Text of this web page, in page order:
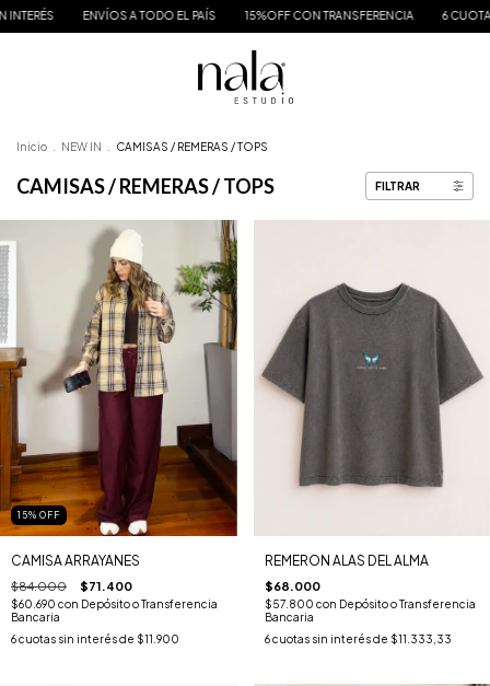
EL PAÍS 15%OFF CON TRANSFERENCIA 6 CUOTAS SIN INTERÉS ENVÍOS
Inicio NEW IN CAMISAS / REMERAS / TOPS
CAMISAS / REMERAS / TOPS FILTRAR
15% OFF
CAMISA ARRAYANES
$84.000 $71.400
$60.690 con Depósito o Transferencia
Bancaria
6cuotas sin interés de $11.900
REMERON ALAS DEL ALMA
$68.000
$57.800 con Depósito o Transferencia
Bancaria
6 cuotas sin interés de $11.333,33